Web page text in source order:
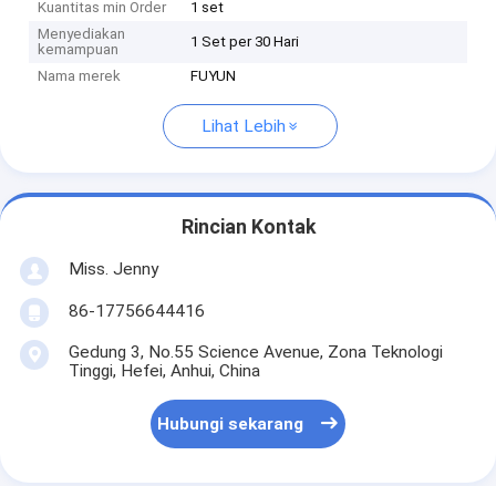
Kuantitas min Order
1 set
Menyediakan
kemampuan
1 Set per 30 Hari
Nama merek FUYUN
Lihat Lebih
Rincian Kontak
Miss. Jenny
86-17756644416
Gedung 3, No.55 Science Avenue, Zona Teknologi
Tinggi, Hefei, Anhui, China
Hubungi sekarang